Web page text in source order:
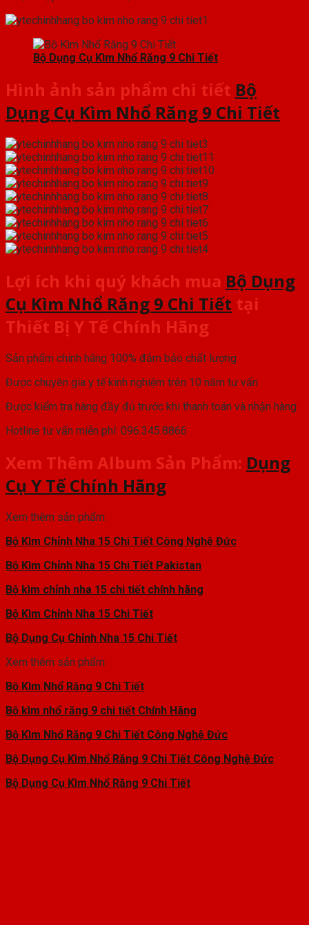
Bộ Dụng Cụ Kìm Nhổ Răng 9 Chi Tiết
Hình ảnh sản phẩm chi tiết Bộ
Dụng Cụ Kìm Nhổ Răng 9 Chi Tiết
Lợi ích khi quý khách mua Bộ Dụng
Cụ Kìm Nhổ Răng 9 Chi Tiết tại
Thiết Bị Y Tế Chính Hãng
Sản phẩm chính hãng 100% đảm bảo chất lượng
Được chuyên gia y tế kinh nghiệm trên 10 năm tư vấn
Được kiểm tra hàng đầy đủ trước khi thanh toán và nhận hàng
Hotline tư vấn miễn phí: 096.345.8866
Xem Thêm Album Sản Phẩm: Dụng
Cụ Y Tế Chính Hãng
Xem thêm sản phẩm:
Bộ Kìm Chỉnh Nha 15 Chi Tiết Công Nghệ Đức
Bộ Kìm Chỉnh Nha 15 Chi Tiết Pakistan
Bộ kìm chỉnh nha 15 chi tiết chính hãng
Bộ Kìm Chỉnh Nha 15 Chi Tiết
Bộ Dụng Cụ Chỉnh Nha 15 Chi Tiết
Xem thêm sản phẩm:
Bộ Kìm Nhổ Răng 9 Chi Tiết
Bộ kìm nhổ răng 9 chi tiết Chính Hãng
Bộ Kìm Nhổ Răng 9 Chi Tiết Công Nghệ Đức
Bộ Dụng Cụ Kìm Nhổ Răng 9 Chi Tiết Công Nghệ Đức
Bộ Dụng Cụ Kìm Nhổ Răng 9 Chi Tiết